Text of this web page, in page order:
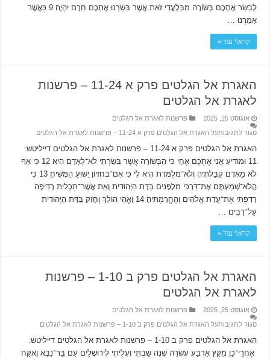
לְבַשֵׂר אֶתְכֶם בְּשׂוֹרָה מִבַּלְעֲדֵי זֹאת אֲשֶׁר בִּשַׂרְנוּ אֶתְכֶם חֵרֶם יִהְיֶה׃ 9 כַּאֲשֶׁר
אָמַרְנוּ …
קרא\י עוד »
האגרת אל הגלטים פרק א 11-24 – פרשנות
לאגרת אל הגלטים
אוגוסט 25, 2025
פרשנות לאגרת אל הגלטים
סגור לתגובותעל האגרת אל הגלטים פרק א 11-24 – פרשנות לאגרת אל הגלטים
האגרת אל הגלטים פרק א 11-24 – פרשנות לאגרת אל הגלטים דייליטש:
11 וּמוֹדִיעַ אֲנִי אֶתְכֶם אֶחָי כִּי הַבְּשׂוֹרָה אֲשֶׁר בִּשַׂרְתִּי לֹא־לְאָדָם הִיא׃ 12 כִּי אַף
לֹא מֵאָדָם קִבַּלְתִּיהָ וְלֹא־מְלֻמֶּדֶת הִיא לִי כִּי אִם־בְּחֶזְיוֹן יֵשׁוּעַ הַמָּשִׁיחַ׃ 13 כִּי
הֲלֹא־שְׁמַעְתֶּם אֶת־דַּרְכִּי מִלְפָנִים בַּדָּת הַיְּהוּדִית וְאֵת אֲשֶׁר־תַּכְלִית רְדִיפָה
רָדַפְתִּי אֶת־עֲדַת אֱלֹהִים וְהֶחֱרַמְתִּיהָ׃ 14 וָאֱהִי הוֹלֵךְ וְחָזֵק בַּדָּת הַיְּהוּדִית
עַל־רַבִּים …
קרא\י עוד »
האגרת אל הגלטים פרק ב 1-10 – פרשנות
לאגרת אל הגלטים
אוגוסט 25, 2025
פרשנות לאגרת אל הגלטים
סגור לתגובותעל האגרת אל הגלטים פרק ב 1-10 – פרשנות לאגרת אל הגלטים
האגרת אל הגלטים פרק ב 1-10 – פרשנות לאגרת אל הגלטים דייליטש:
אַחֲרֵי־כֵן מִקֵּץ אַרְבַּע עֶשְׂרֵה שָׁנָה שַׁבְתִּי וְעָלִיתִי לִירוּשָׁלַיִם עִם בַּר־נַבָּא וָאֶקַּח